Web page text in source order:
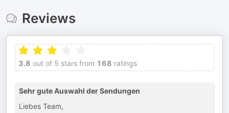
Reviews
3.8 out of 5 stars from 168 ratings
Sehr gute Auswahl der Sendungen
Liebes Team,